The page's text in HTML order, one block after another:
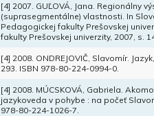
[4] 2007. GUĽOVÁ, Jana. Regionálny
(suprasegmentálne) vlastnosti. In
Pedagogickej fakulty Prešovskej
fakulty Prešovskej univerzity, 2007, s.
[4] 2008. ONDREJOVIČ, Slavomír.
293. ISBN 978-80-224-0994-0.
[4] 2008. MÚCSKOVÁ, Gabriela.
jazykoveda v pohybe : na počeť
978-80-224-1026-7.